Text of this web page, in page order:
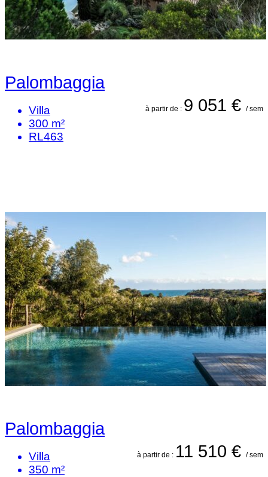
Palombaggia
à partir de : 9 051 € / sem
Villa
300 m²
RL463
Palombaggia
à partir de : 11 510 € / sem
Villa
350 m²